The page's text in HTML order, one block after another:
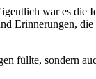
war es
Erinnerungen,
füllte, sondern